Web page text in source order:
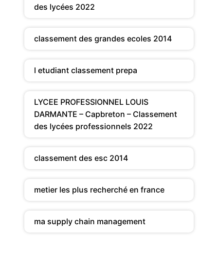
des lycées 2022
classement des grandes ecoles 2014
l etudiant classement prepa
LYCEE PROFESSIONNEL LOUIS
DARMANTE – Capbreton – Classement
des lycées professionnels 2022
classement des esc 2014
metier les plus recherché en france
ma supply chain management